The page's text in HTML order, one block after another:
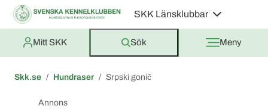
SKK Länsklubbar
Mitt SKK Sök Meny
Skk.se Hundraser Srpski gonič
Annons